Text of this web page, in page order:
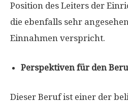
Position des Leiters der
die ebenfalls sehr
Einnahmen verspricht.
Perspektiven für den
Dieser Beruf ist einer der